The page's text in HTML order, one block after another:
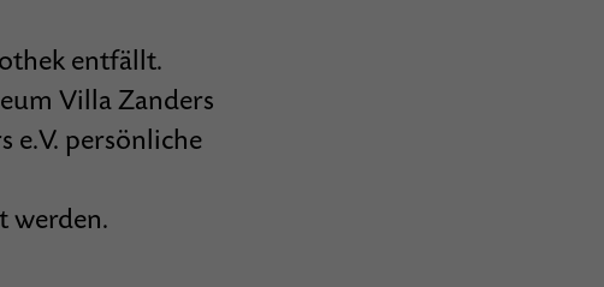
entfällt.
Villa Zanders
e.V. persönliche
werden.